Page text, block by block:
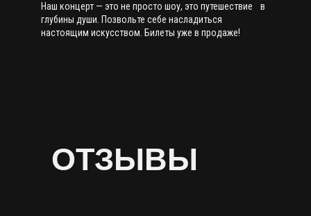
Наш концерт — это не просто шоу, это путешествие в
глубины души. Позвольте себе насладиться
настоящим искусством. Билеты уже в продаже!
ОТЗЫВЫ